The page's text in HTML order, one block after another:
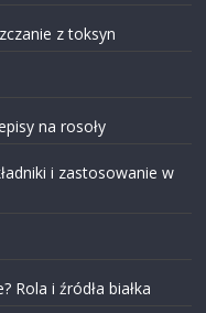
z toksyn
na rosoły
i zastosowanie w
Rola i źródła białka